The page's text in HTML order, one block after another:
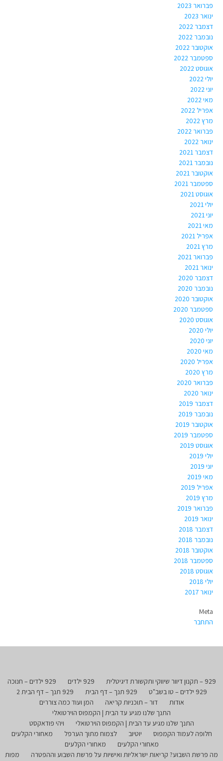
פברואר 2023
ינואר 2023
דצמבר 2022
נובמבר 2022
אוקטובר 2022
ספטמבר 2022
אוגוסט 2022
יולי 2022
יוני 2022
מאי 2022
אפריל 2022
מרץ 2022
פברואר 2022
ינואר 2022
דצמבר 2021
נובמבר 2021
אוקטובר 2021
ספטמבר 2021
אוגוסט 2021
יולי 2021
יוני 2021
מאי 2021
אפריל 2021
מרץ 2021
פברואר 2021
ינואר 2021
דצמבר 2020
נובמבר 2020
אוקטובר 2020
ספטמבר 2020
אוגוסט 2020
יולי 2020
יוני 2020
מאי 2020
אפריל 2020
מרץ 2020
פברואר 2020
ינואר 2020
דצמבר 2019
נובמבר 2019
אוקטובר 2019
ספטמבר 2019
אוגוסט 2019
יולי 2019
יוני 2019
מאי 2019
אפריל 2019
מרץ 2019
פברואר 2019
ינואר 2019
דצמבר 2018
נובמבר 2018
אוקטובר 2018
ספטמבר 2018
אוגוסט 2018
יולי 2018
ינואר 2017
Meta
התחבר
929 – תקנון דיוור שיווקי ותקשורת דיגיטלית 929 ילדים
929 ילדים – חנוכה
929 ילדים – טו בשב"ט
929 תנך – דף הבית
929 תנך – דף הבית 2
אודות
דור – תוכניות קריאה
המן ועוד כמה צוררים
התנך שלנו מגיע עד הבית | הקמפוס הוירטואלי
התנך שלנו מגיע עד הבית | הקמפוס הוירטואלי
ויהי פודאקסט
חלופה לעמוד הקמפוס
יוטיוב לצמוח מתוך הערפל
מאחורי הקלעים
מאחורי הקלעים
מאחורי הקלעים
מה פרשת השבוע? קריאות ישראליות ואישיות על פרשת השבוע וההפטרה
מפות